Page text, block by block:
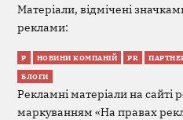
Матеріали, відмічені
реклами:
Р НОВИНИ КОМПАНІЙ PR
БЛОГИ
Рекламні матеріали на сайті
маркуванням «На правах